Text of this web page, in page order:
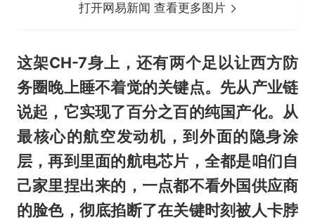
打开网易新闻 查看更多图片
这架CH-7身上，还有两个足以让西方防
务圈晚上睡不着觉的关键点。先从产业链
说起，它实现了百分之百的纯国产化。从
最核心的航空发动机，到外面的隐身涂
层，再到里面的航电芯片，全都是咱们自
己家里捏出来的，一点都不看外国供应商
的脸色，彻底掐断了在关键时刻被人卡脖